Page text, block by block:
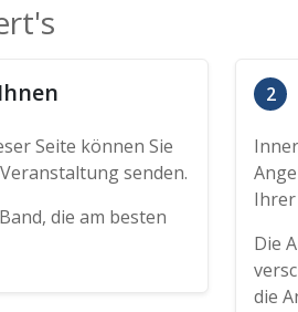
Seite können Sie
senden.
die am besten
2
Die
die